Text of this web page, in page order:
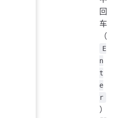
回
车
（
E
n
t
e
r
）